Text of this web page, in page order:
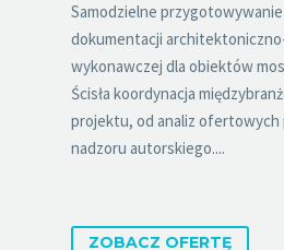
Samodzielne
dokumentacji
wykonawczej dla obiektów
Ścisła koordynacja
projektu, od analiz ofertowych
nadzoru autorskiego....
ZOBACZ OFERTĘ